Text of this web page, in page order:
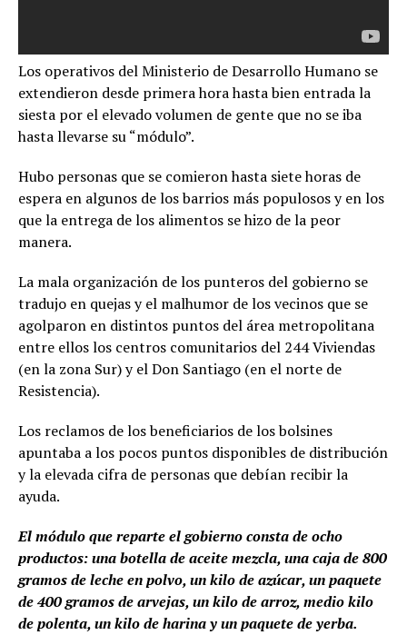
Los operativos del Ministerio de Desarrollo Humano se
extendieron desde primera hora hasta bien entrada la
siesta por el elevado volumen de gente que no se iba
hasta llevarse su “módulo”.
Hubo personas que se comieron hasta siete horas de
espera en algunos de los barrios más populosos y en los
que la entrega de los alimentos se hizo de la peor
manera.
La mala organización de los punteros del gobierno se
tradujo en quejas y el malhumor de los vecinos que se
agolparon en distintos puntos del área metropolitana
entre ellos los centros comunitarios del 244 Viviendas
(en la zona Sur) y el Don Santiago (en el norte de
Resistencia).
Los reclamos de los beneficiarios de los bolsines
apuntaba a los pocos puntos disponibles de distribución
y la elevada cifra de personas que debían recibir la
ayuda.
El módulo que reparte el gobierno consta de ocho
productos: una botella de aceite mezcla, una caja de 800
gramos de leche en polvo, un kilo de azúcar, un paquete
de 400 gramos de arvejas, un kilo de arroz, medio kilo
de polenta, un kilo de harina y un paquete de yerba.